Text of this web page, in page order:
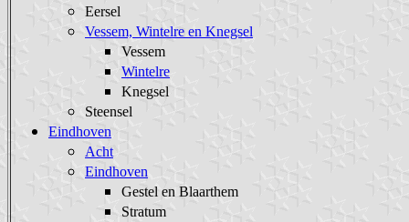
Eersel
Vessem, Wintelre en Knegsel
Vessem
Wintelre
Knegsel
Steensel
Eindhoven
Acht
Eindhoven
Gestel en Blaarthem
Stratum